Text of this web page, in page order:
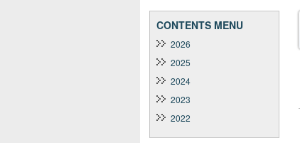
CONTENTS MENU
2026
2025
2024
2023
2022